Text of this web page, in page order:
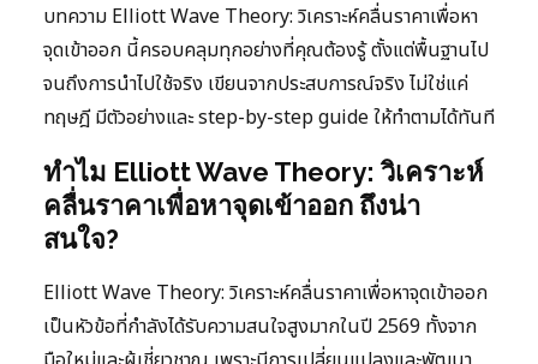
บทความ Elliott Wave Theory: วิเคราะห์คลื่นราคาเพื่อหา
จุดเข้าออก นี้ครอบคลุมทุกอย่างที่คุณต้องรู้ ตั้งแต่พื้นฐานไป
จนถึงการนำไปใช้จริง เขียนจากประสบการณ์จริง ไม่ใช่แค่
ทฤษฎี มีตัวอย่างและ step-by-step guide ให้ทำตามได้ทันที
ทำไม Elliott Wave Theory: วิเคราะห์
คลื่นราคาเพื่อหาจุดเข้าออก ถึงน่า
สนใจ?
Elliott Wave Theory: วิเคราะห์คลื่นราคาเพื่อหาจุดเข้าออก
เป็นหัวข้อที่กำลังได้รับความสนใจสูงมากในปี 2569 ทั้งจาก